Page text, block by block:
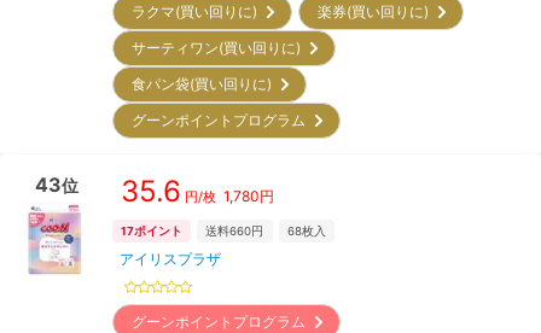
ラクマ(買い回りに)
楽券(買い回りに)
サーティワン(買い回りに)
食パン袋(買い回りに)
グーンポイントプログラム
43位 35.6 円/枚 1,780円
17ポイント 送料660円 68枚入
アイリスプラザ
グーンポイントプログラム